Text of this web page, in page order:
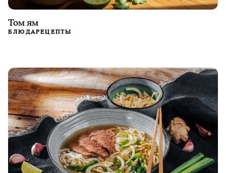
Том ям
БЛЮДАРЕЦЕПТЫ